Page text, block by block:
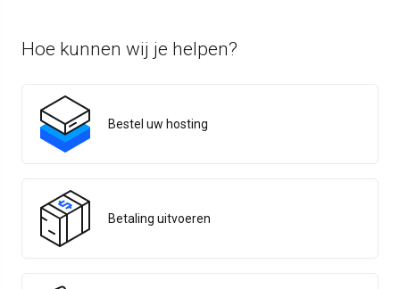
Hoe kunnen wij je helpen?
Bestel uw hosting
Betaling uitvoeren